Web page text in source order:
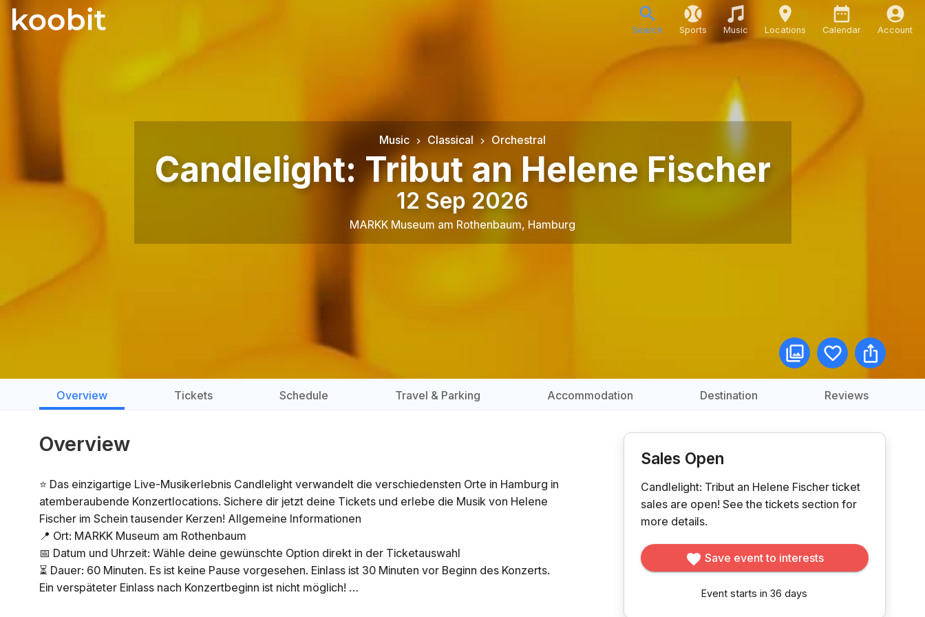
Search Sports Music Locations Calendar Account
Music Classical Orchestral
Candlelight: Tribut an Helene Fischer
12 Sep 2026
MARKK Museum am Rothenbaum, Hamburg
Overview Tickets Schedule Travel & Parking Accommodation Destination Reviews
Overview
⭐ Das einzigartige Live-Musikerlebnis Candlelight verwandelt die verschiedensten Orte in Hamburg in
atemberaubende Konzertlocations. Sichere dir jetzt deine Tickets und erlebe die Musik von Helene
Fischer im Schein tausender Kerzen! Allgemeine Informationen
📍 Ort: MARKK Museum am Rothenbaum
📅 Datum und Uhrzeit: Wähle deine gewünschte Option direkt in der Ticketauswahl
⏳ Dauer: 60 Minuten. Es ist keine Pause vorgesehen. Einlass ist 30 Minuten vor Beginn des Konzerts.
Ein verspäteter Einlass nach Konzertbeginn ist nicht möglich!
Sales Open
Candlelight: Tribut an Helene Fischer ticket
sales are open! See the tickets section for
more details.
Save event to interests
Event starts in 36 days